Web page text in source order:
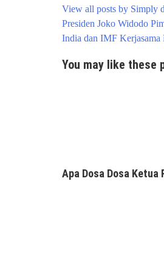
View all posts by Simply
Post
navigation
Presiden Joko Widodo
India dan IMF Kerjasama
You may like these
Apa Dosa Dosa Ketua